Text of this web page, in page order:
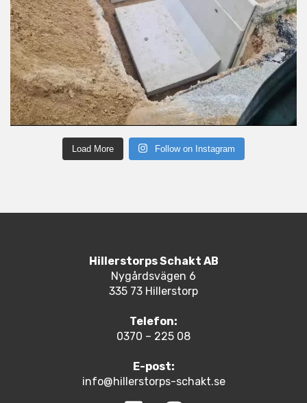
Load More Follow on Instagram
Hillerstorps Schakt AB
Nygårdsvägen 6
335 73 Hillerstorp
Telefon:
0370 – 225 08
E-post:
info@hillerstorps-schakt.se